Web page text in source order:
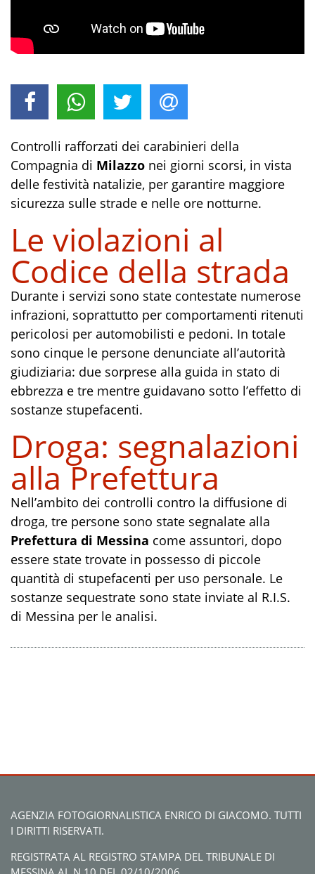
Controlli rafforzati dei carabinieri della
Compagnia di Milazzo nei giorni scorsi, in vista
delle festività natalizie, per garantire maggiore
sicurezza sulle strade e nelle ore notturne.
Le violazioni al
Codice della strada
Durante i servizi sono state contestate numerose
infrazioni, soprattutto per comportamenti ritenuti
pericolosi per automobilisti e pedoni. In totale
sono cinque le persone denunciate all’autorità
giudiziaria: due sorprese alla guida in stato di
ebbrezza e tre mentre guidavano sotto l’effetto di
sostanze stupefacenti.
Droga: segnalazioni
alla Prefettura
Nell’ambito dei controlli contro la diffusione di
droga, tre persone sono state segnalate alla
Prefettura di Messina come assuntori, dopo
essere state trovate in possesso di piccole
quantità di stupefacenti per uso personale. Le
sostanze sequestrate sono state inviate al R.I.S.
di Messina per le analisi.
AGENZIA FOTOGIORNALISTICA ENRICO DI GIACOMO. TUTTI
I DIRITTI RISERVATI.
REGISTRATA AL REGISTRO STAMPA DEL TRIBUNALE DI